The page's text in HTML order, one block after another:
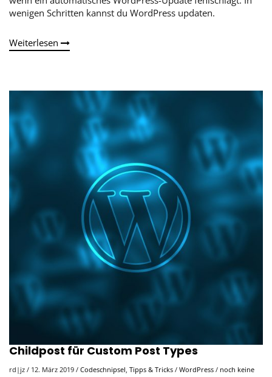
wenigen Schritten kannst du WordPress updaten.
Weiterlesen
Childpost für Custom Post Types
rd|jz / 12. März 2019 / Codeschnipsel, Tipps & Tricks / WordPress / noch keine